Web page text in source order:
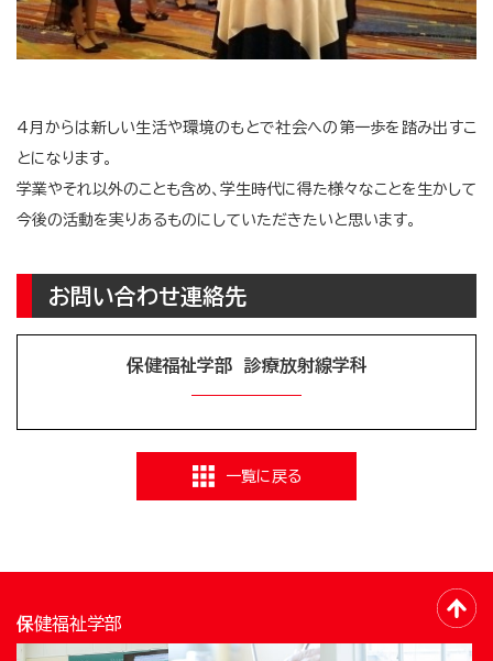
4月からは新しい生活や環境のもとで社会への第一歩を踏み出すこ
とになります。
学業やそれ以外のことも含め、学生時代に得た様々なことを生かして
今後の活動を実りあるものにしていただきたいと思います。
お問い合わせ連絡先
保健福祉学部 診療放射線学科
一覧に戻る
保健福祉学部